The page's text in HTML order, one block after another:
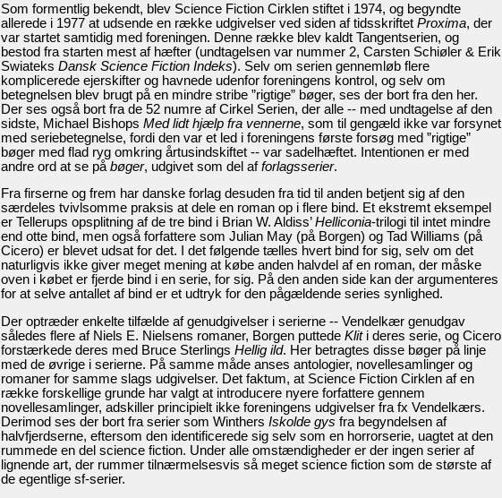
Som formentlig bekendt, blev Science Fiction Cirklen stiftet i 1974, og begyndte
allerede i 1977 at udsende en række udgivelser ved siden af tidsskriftet Proxima, der
var startet samtidig med foreningen. Denne række blev kaldt Tangentserien, og
bestod fra starten mest af hæfter (undtagelsen var nummer 2, Carsten Schiøler & Erik
Swiateks Dansk Science Fiction Indeks). Selv om serien gennemløb flere
komplicerede ejerskifter og havnede udenfor foreningens kontrol, og selv om
betegnelsen blev brugt på en mindre stribe ”rigtige” bøger, ses der bort fra den her.
Der ses også bort fra de 52 numre af Cirkel Serien, der alle -- med undtagelse af den
sidste, Michael Bishops Med lidt hjælp fra vennerne, som til gengæld ikke var forsynet
med seriebetegnelse, fordi den var et led i foreningens første forsøg med ”rigtige”
bøger med flad ryg omkring årtusindskiftet -- var sadelhæftet. Intentionen er med
andre ord at se på bøger, udgivet som del afforlagsserier.
Fra firserne og frem har danske forlag desuden fra tid til anden betjent sig af den
særdeles tvivlsomme praksis at dele en roman op i flere bind. Et ekstremt eksempel
er Tellerups opsplitning af de tre bind i Brian W. Aldiss’Helliconia-trilogi til intet mindre
end otte bind, men også forfattere som Julian May (på Borgen) og Tad Williams (på
Cicero) er blevet udsat for det. I det følgende tælles hvert bind for sig, selv om det
naturligvis ikke giver meget mening at købe anden halvdel af en roman, der måske
oven i købet er fjerde bind i en serie, for sig. På den anden side kan der argumenteres
for at selve antallet af bind er et udtryk for den pågældende series synlighed.
Der optræder enkelte tilfælde af genudgivelser i serierne -- Vendelkær genudgav
således flere af Niels E. Nielsens romaner, Borgen puttede Kliti deres serie, og Cicero
forstærkede deres med Bruce Sterlings Hellig ild. Her betragtes disse bøger på linje
med de øvrige i serierne. På samme måde anses antologier, novellesamlinger og
romaner for samme slags udgivelser. Det faktum, at Science Fiction Cirklen af en
række forskellige grunde har valgt at introducere nyere forfattere gennem
novellesamlinger, adskiller principielt ikke foreningens udgivelser fra fx Vendelkærs.
Derimod ses der bort fra serier som Winthers Iskolde gys fra begyndelsen af
halvfjerdserne, eftersom den identificerede sig selv som en horrorserie, uagtet at den
rummede en del science fiction. Under alle omstændigheder er der ingen serier af
lignende art, der rummer tilnærmelsesvis så meget science fiction som de største af
de egentlige sf-serier.